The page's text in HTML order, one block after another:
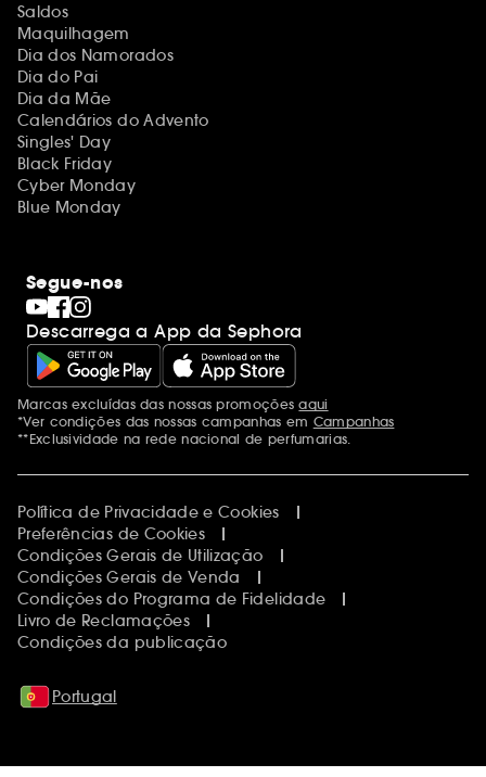
Saldos
Maquilhagem
Dia dos Namorados
Dia do Pai
Dia da Mãe
Calendários do Advento
Singles' Day
Black Friday
Cyber Monday
Blue Monday
Segue-nos
Descarrega a App da Sephora
Menções adicionais
Marcas excluídas das nossas promoçõesaqui
*Ver condições das nossas campanhas em Campanhas
**Exclusividade na rede nacional de perfumarias.
Política de Privacidade e Cookies
Preferências de Cookies
Condições Gerais de Utilização
Condições Gerais de Venda
Condições do Programa de Fidelidade
Livro de Reclamações
Condições da publicação
Portugal